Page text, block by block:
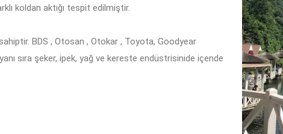
koldan aktığı tespit edilmiştir.
BDS , Otosan , Otokar , Toyota, Goodyear
sıra şeker, ipek, yağ ve kereste endüstrisinide içende